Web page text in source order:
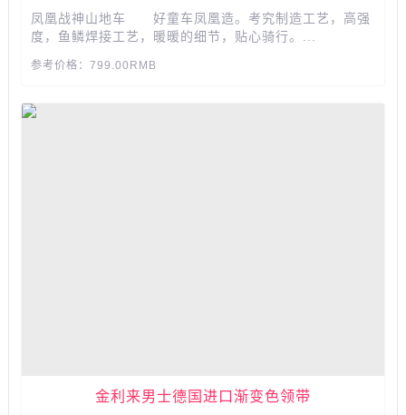
凤凰战神山地车 好童车凤凰造。考究制造工艺，高强
度，鱼鳞焊接工艺，暖暖的细节，贴心骑行。...
参考价格：799.00RMB
金利来男士德国进口渐变色领带